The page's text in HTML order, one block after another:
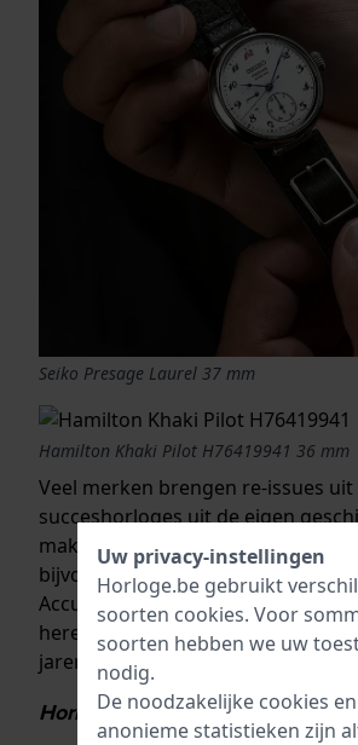
Seiko Presage Laurel 37 mm
Hamilton Khaki Pilot H76419941 36 mm
Veel merken brengen re-issues uit
succeshorloges uit de eigen
maken gloednieuwe
bijvoorbeeld de nieuwe versie van
Accutron, of de stijlvolle Seiko
herenhorloges gebaseerd op
jaren zestig.
Horloges heren merken Top 10
Uw privacy-instellingen
Horloge.be gebruikt
soorten cookies. Voor
soorten hebben we uw
nodig.
De noodzakelijke cookies en
anonieme statistieken zijn